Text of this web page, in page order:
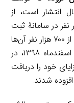
انتشار است، از
کرونا تاکنون، بیش از ۸۰۰ هزار نفر در سامانۀ ثبت
درخواست بیمۀ بیکاری ثبت‌نام کردند که بیش از ۷۰۰ هزار نفر آن‌ها
در پالایش اولیه مشمول شناخته شده‌اند. در اسفندماه ۱۳۹۸، در
۱۰۳ هزار نفر مزایای خود را دریافت